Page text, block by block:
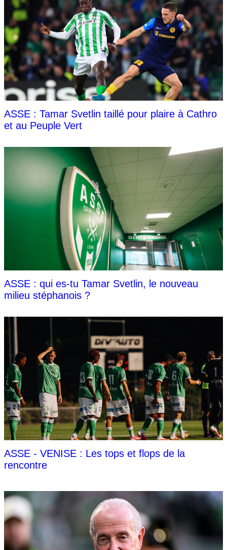
ASSE : Tamar Svetlin taillé pour plaire à Cathro
et au Peuple Vert
ASSE : qui es-tu Tamar Svetlin, le nouveau
milieu stéphanois ?
ASSE - VENISE : Les tops et flops de la
rencontre